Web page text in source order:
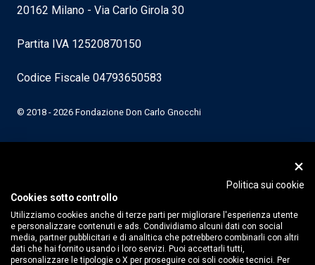
20162 Milano - Via Carlo Girola 30
Partita IVA 12520870150
Codice Fiscale 04793650583
© 2018 - 2026 Fondazione Don Carlo Gnocchi
Politica sui cookie
Cookies sotto controllo
Utilizziamo cookies anche di terze parti per migliorare l'esperienza utente
e personalizzare contenuti e ads. Condividiamo alcuni dati con social
media, partner pubblicitari e di analitica che potrebbero combinarli con altri
dati che hai fornito usando i loro servizi. Puoi accettarli tutti,
personalizzare le tipologie o X per proseguire coi soli cookie tecnici. Per